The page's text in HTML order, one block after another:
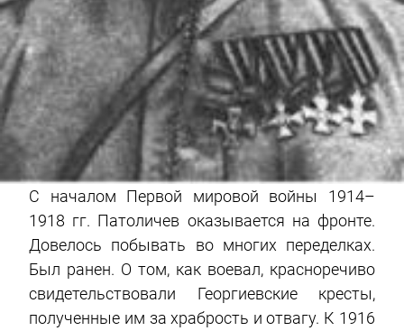
С началом Первой мировой войны 1914–
1918 гг. Патоличев оказывается на фронте.
Довелось побывать во многих переделках.
Был ранен. О том, как воевал, красноречиво
свидетельствовали Георгиевские кресты,
полученные им за храбрость и отвагу. К 1916